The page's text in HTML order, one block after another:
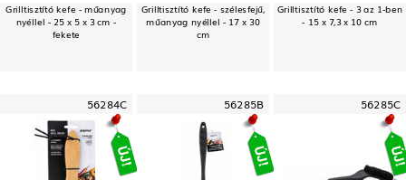
Grilltisztító kefe - műanyag
nyéllel - 25 x 5 x 3 cm -
fekete
Grilltisztító kefe - szélesfejű,
műanyag nyéllel - 17 x 30
cm
Grilltisztító kefe - 3 az 1-ben
- 15 x 7,3 x 10 cm
56284C 56285B 56285C